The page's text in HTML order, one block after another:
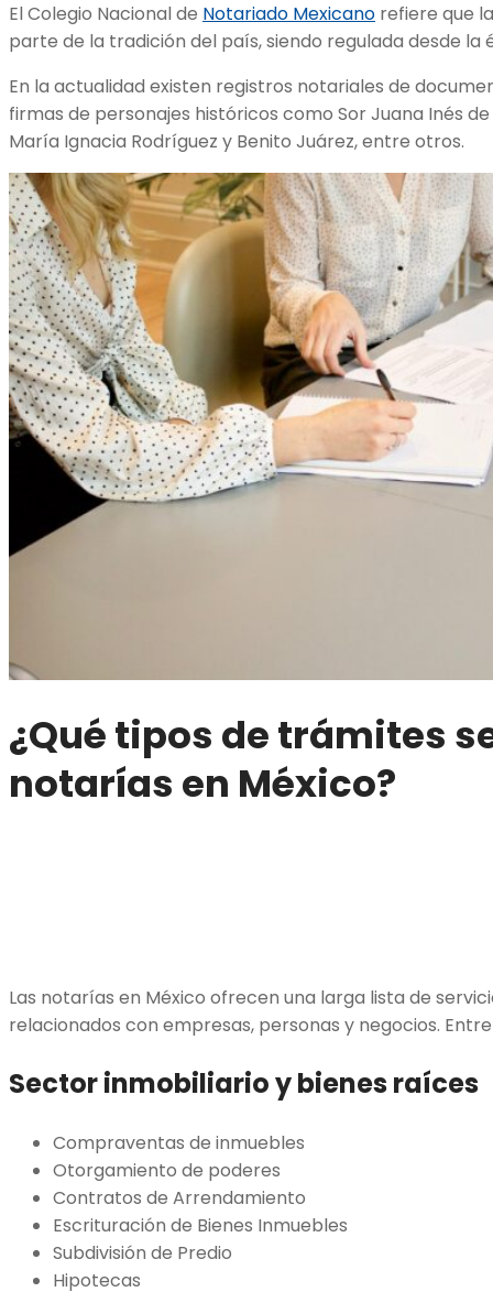
El Colegio Nacional de Notariado Mexicano refiere que
parte de la tradición del país, siendo regulada desde
En la actualidad existen registros notariales de
firmas de personajes históricos como Sor Juana Inés de
María Ignacia Rodríguez y Benito Juárez, entre otros.
¿Qué tipos de trámites
notarías en México?
Las notarías en México ofrecen una larga lista de
relacionados con empresas, personas y negocios.
Sector inmobiliario y bienes raíces
Compraventas de inmuebles
Otorgamiento de poderes
Contratos de Arrendamiento
Escrituración de Bienes Inmuebles
Subdivisión de Predio
Hipotecas